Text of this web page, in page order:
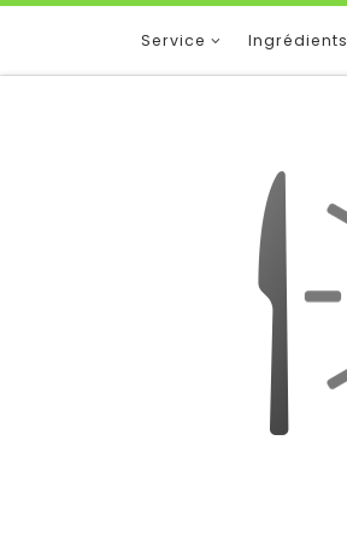
Service Ingrédients